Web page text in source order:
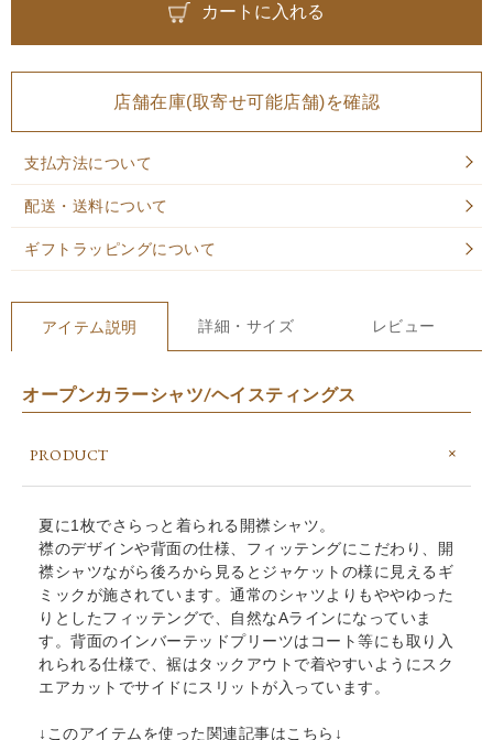
カートに入れる
店舗在庫(取寄せ可能店舗)を確認
支払方法について
配送・送料について
ギフトラッピングについて
アイテム説明 詳細・サイズ レビュー
オープンカラーシャツ/ヘイスティングス
PRODUCT
夏に1枚でさらっと着られる開襟シャツ。
襟のデザインや背面の仕様、フィッテングにこだわり、開
襟シャツながら後ろから見るとジャケットの様に見えるギ
ミックが施されています。通常のシャツよりもややゆった
りとしたフィッテングで、自然なAラインになっていま
す。背面のインバーテッドプリーツはコート等にも取り入
れられる仕様で、裾はタックアウトで着やすいようにスク
エアカットでサイドにスリットが入っています。
↓このアイテムを使った関連記事はこちら↓